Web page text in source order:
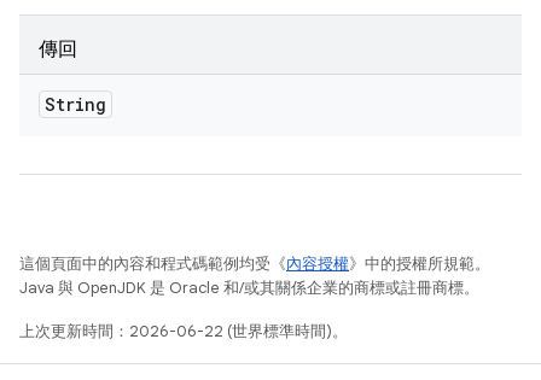
傳回
String
這個頁面中的內容和程式碼範例均受《內容授權》中的授權所規範。
Java 與 OpenJDK 是 Oracle 和/或其關係企業的商標或註冊商標。
上次更新時間：2026-06-22 (世界標準時間)。